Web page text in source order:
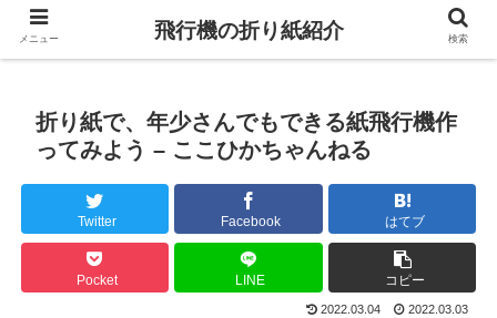
折り紙で、年少さんでもできる紙飛行機作
ってみよう – ここひかちゃんねる
Twitter Facebook はてブ
Pocket LINE コピー
2022.03.04 2022.03.03
メニュー 飛行機の折り紙紹介 検索